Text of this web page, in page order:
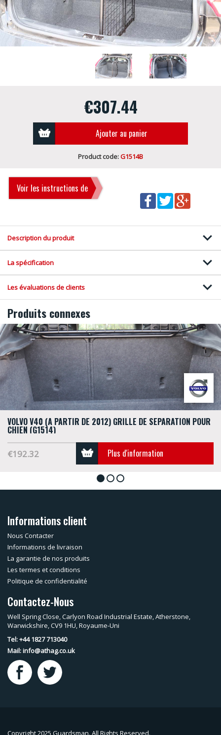
€307.44
Ajouter au panier
Product code:G1514B
Voir les instructions de
Description du produit
La spécification
Les évaluations de clients
Produits connexes
VOLVO V40 (À PARTIR DE 2012) GRILLE DE SÉPARATION POUR
CHIEN (G1514)
€192.32 Plus d'information
1 2 3
Informations client
Nous Contacter
Informations de livraison
La garantie de nos produits
Les termes et conditions
Politique de confidentialité
Contactez-Nous
Well Spring Close, Carlyon Road Industrial Estate, Atherstone,
Warwickshire, CV9 1HU, Royaume-Uni
Tel: +44 1827 713040
Mail:info@athag.co.uk
Copyright 2025 Guardsman. All Rights Reserved.